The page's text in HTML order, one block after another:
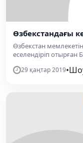
Өзбекстандағы
Өзбекстан
еселендіріп отырған
29 қаңтар 2019•